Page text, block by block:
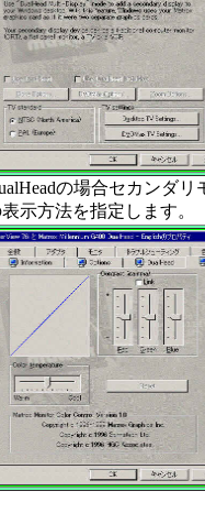
の場合セカンダリ
示方法を指定します。